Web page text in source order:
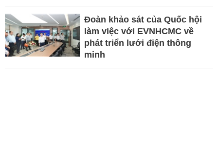
Đoàn khảo sát của Quốc hội
làm việc với EVNHCMC về
phát triển lưới điện thông
minh